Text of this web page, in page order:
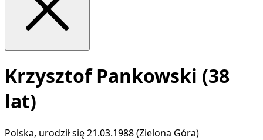
Krzysztof Pankowski (38
lat)
Polska, urodził się 21.03.1988 (Zielona Góra)